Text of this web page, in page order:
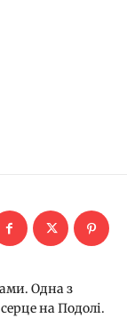
Одна з
на Подолі.